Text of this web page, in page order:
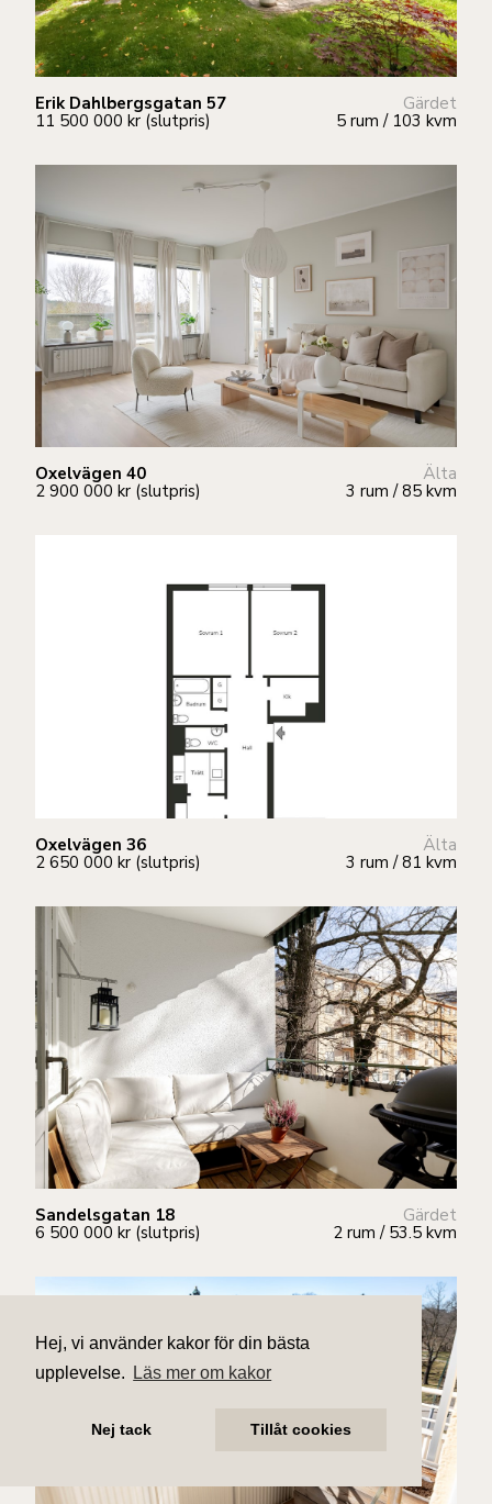
Hej, vi använder kakor för din bästa
upplevelse.
Läs mer om kakor
Nej tack Tillåt cookies
Erik Dahlbergsgatan 57
11 500 000 kr (slutpris)
Gärdet
5 rum / 103 kvm
Oxelvägen 40
2 900 000 kr (slutpris)
Älta
3 rum / 85 kvm
Oxelvägen 36
2 650 000 kr (slutpris)
Älta
3 rum / 81 kvm
Sandelsgatan 18
6 500 000 kr (slutpris)
Gärdet
2 rum / 53.5 kvm